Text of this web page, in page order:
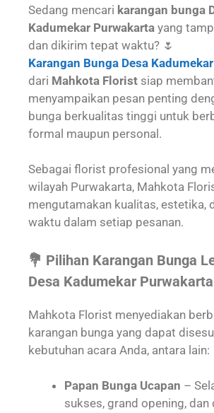
Sedang mencari karangan bunga
Kadumekar Purwakarta yang
dan dikirim tepat waktu? 🌷
Karangan Bunga Desa
dari Mahkota Florist siap
menyampaikan pesan penting
bunga berkualitas tinggi untuk
formal maupun personal.
Sebagai florist profesional yang
wilayah Purwakarta, Mahkota
mengutamakan kualitas, estetika,
waktu dalam setiap pesanan.
💐 Pilihan Karangan Bunga
Desa Kadumekar Purwakarta
Mahkota Florist menyediakan
karangan bunga yang dapat
kebutuhan acara Anda, antara lain:
Papan Bunga Ucapan –
sukses, grand opening, dan